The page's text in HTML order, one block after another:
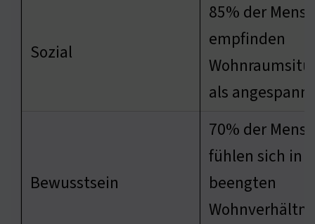
Sozial
85% der
empfinden
als angespannt
Bewusstsein
70% der
fühlen sich in
beengten